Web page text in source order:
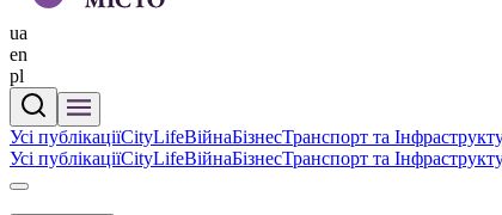
ua
en
pl
Усі публікаціїCityLifeВійнаБізнесТранспорт та
Усі публікаціїCityLifeВійнаБізнесТранспорт та